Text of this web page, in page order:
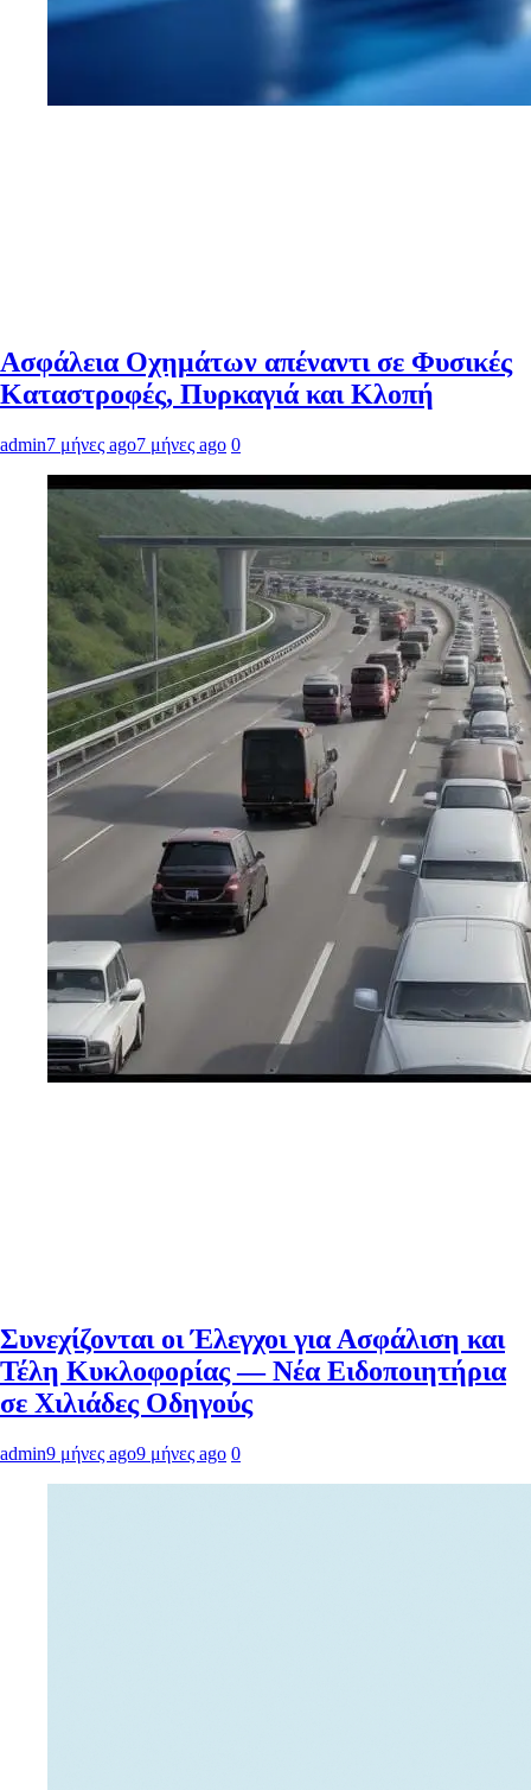
Ασφάλεια Οχημάτων απέναντι σε Φυσικές
Καταστροφές, Πυρκαγιά και Κλοπή
admin7 μήνες ago7 μήνες ago 0
Συνεχίζονται οι Έλεγχοι για Ασφάλιση και
Τέλη Κυκλοφορίας — Νέα Ειδοποιητήρια
σε Χιλιάδες Οδηγούς
admin9 μήνες ago9 μήνες ago 0